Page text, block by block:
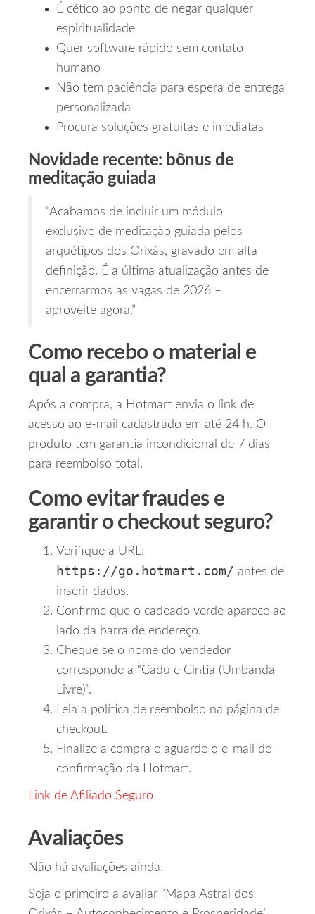
É cético ao ponto de negar qualquer
espiritualidade
Quer software rápido sem contato
humano
Não tem paciência para espera de entrega
personalizada
Procura soluções gratuitas e imediatas
Novidade recente: bônus de
meditação guiada
“Acabamos de incluir um módulo
exclusivo de meditação guiada pelos
arquétipos dos Orixás, gravado em alta
definição. É a última atualização antes de
encerrarmos as vagas de 2026 –
aproveite agora.”
Como recebo o material e
qual a garantia?
Após a compra, a Hotmart envia o link de
acesso ao e‑mail cadastrado em até 24 h. O
produto tem garantia incondicional de 7 dias
para reembolso total.
Como evitar fraudes e
garantir o checkout seguro?
Verifique a URL:
https://go.hotmart.com/ antes de
inserir dados.
Confirme que o cadeado verde aparece ao
lado da barra de endereço.
Cheque se o nome do vendedor
corresponde a “Cadu e Cintia (Umbanda
Livre)”.
Leia a política de reembolso na página de
checkout.
Finalize a compra e aguarde o e‑mail de
confirmação da Hotmart.
Link de Afiliado Seguro
Avaliações
Não há avaliações ainda.
Seja o primeiro a avaliar “Mapa Astral dos